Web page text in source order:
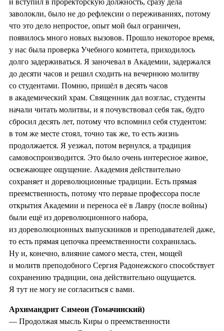
заволокли, было не до рефлексии о переживаниях, потому
что это дело непростое, опыт мой был ограничен,
появилось много новых вызовов. Прошло некоторое время,
у нас была проверка Учебного комитета, приходилось
долго задерживаться. Я заночевал в Академии, задержался
до десяти часов и решил сходить на вечернюю молитву
со студентами. Помню, пришёл в десять часов
в академический храм. Священник дал возглас, студенты
начали читать молитвы, и я почувствовал себя так, будто
сбросил десять лет, потому что вспомнил себя студентом:
в том же месте стоял, точно так же, то есть жизнь
продолжается. Я уезжал, потом вернулся, а традиция
самовоспроизводится. Это было очень интересное живое,
освежающее ощущение. Академия действительно
сохраняет и дореволюционные традиции. Есть прямая
преемственность, потому что первые профессора после
открытия Академии и переноса её в Лавру (после войны)
были ещё из дореволюционного набора,
из дореволюционных выпускников и преподавателей даже,
то есть прямая цепочка преемственности сохранилась.
Ну и, конечно, влияние самого места, стен, мощей
и молитв преподобного Сергия Радонежского способствует
сохранению традиции, она действительно ощущается.
Я тут не могу не согласиться с вами.
Архимандрит Симеон (Томачинский)
— Продолжая мысль Киры о преемственности